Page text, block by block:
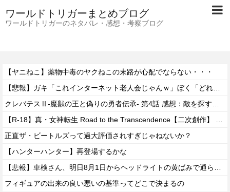
ワールドトリガーまとめブログ
ワールドトリガーのネタバレ・感想・考察ブログ
【ヤニねこ】薬物中毒のヤクねこの末路が心配でならない・・・
正直ザ・ビートルズって過大評価されすぎじゃねないか？
【ハンターハンター】再登場するかな
フィギュアの出来の良い悪いの基準ってどこで決まるの